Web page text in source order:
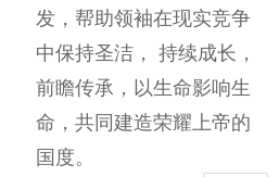
发，帮助领袖在现实竞争
中保持圣洁， 持续成长，
前瞻传承，以生命影响生
命，共同建造荣耀上帝的
国度。